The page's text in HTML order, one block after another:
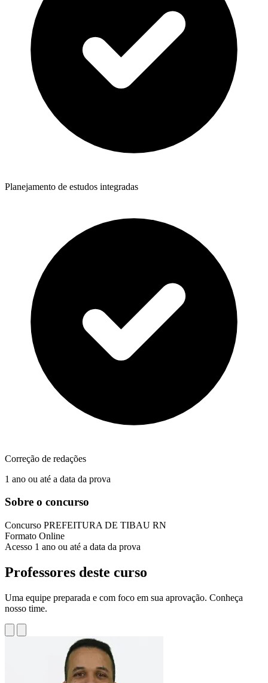
Planejamento de estudos integradas
Correção de redações
1 ano ou até a data da prova
Sobre o concurso
Concurso PREFEITURA DE TIBAU RN
Formato Online
Acesso 1 ano ou até a data da prova
Professores deste curso
Uma equipe preparada e com foco em sua aprovação. Conheça
nosso time.